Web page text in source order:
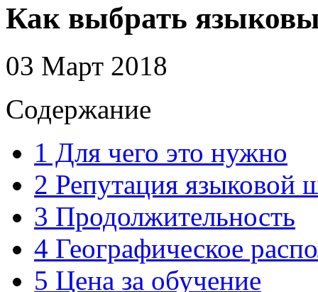
Как выбрать
03 Март 2018
Содержание
1 Для чего это нужно
2 Репутация языковой
3 Продолжительность
4 Географическое
5 Цена за обучение